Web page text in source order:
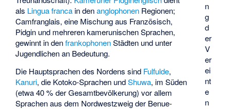
n
g
d
er
V
er
ei
nt
e
n
als Lingua franca in denanglophonen Regionen;
Camfranglais, eine Mischung aus Französisch,
Pidgin und mehreren kamerunischen Sprachen,
gewinnt in denfrankophonenStädten und unter
Jugendlichen an Bedeutung.
Die Hauptsprachen des Nordens sind Fulfulde,
Kanuri, die Kotoko-Sprachen undShuwa, im Süden
(etwa 40 % der Gesamtbevölkerung) vor allem
Sprachen aus dem Nordwestzweig der Benue-